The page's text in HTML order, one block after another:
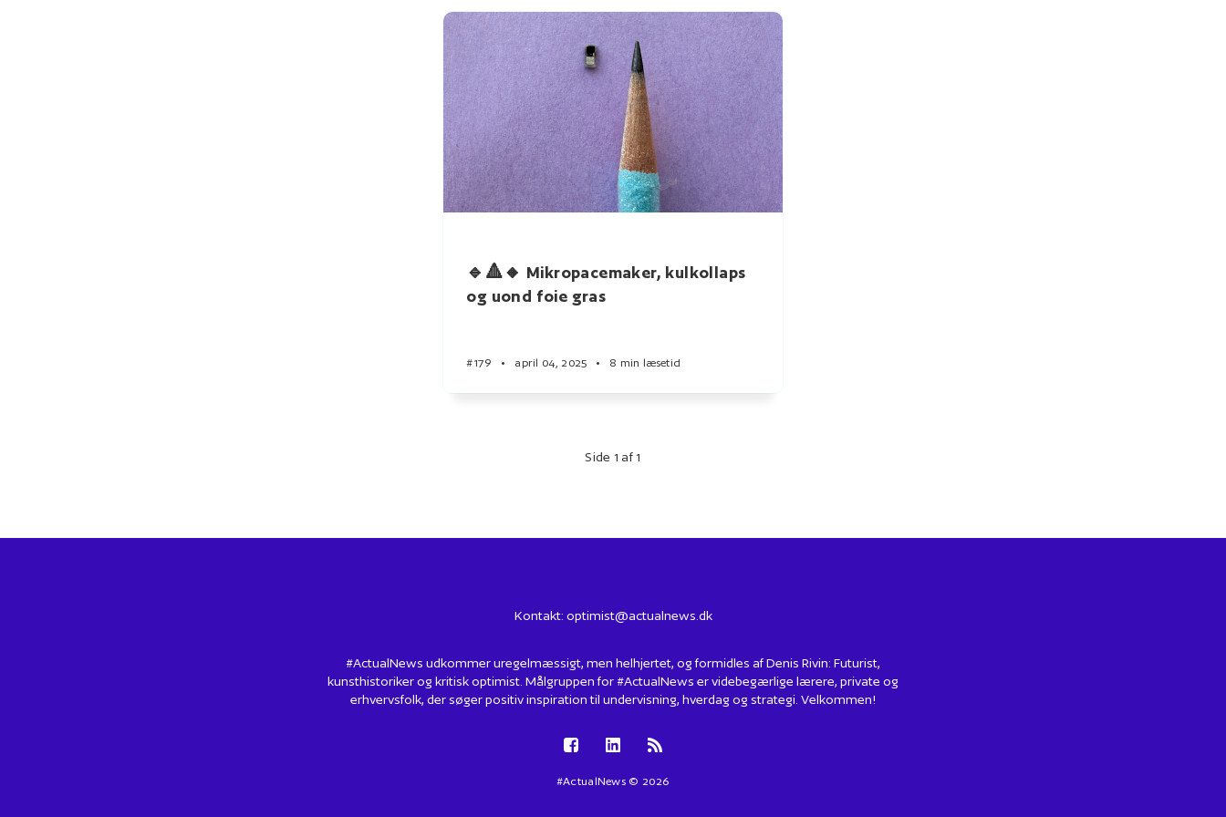
🔹🔺🔸 Mikropacemaker, kulkollaps
og uond foie gras
#179 • april 04, 2025 • 8 min læsetid
Side 1 af 1
Kontakt: optimist@actualnews.dk
#ActualNews udkommer uregelmæssigt, men helhjertet, og formidles af Denis Rivin: Futurist,
kunsthistoriker og kritisk optimist. Målgruppen for #ActualNews er videbegærlige lærere, private og
erhvervsfolk, der søger positiv inspiration til undervisning, hverdag og strategi. Velkommen!
#ActualNews © 2026